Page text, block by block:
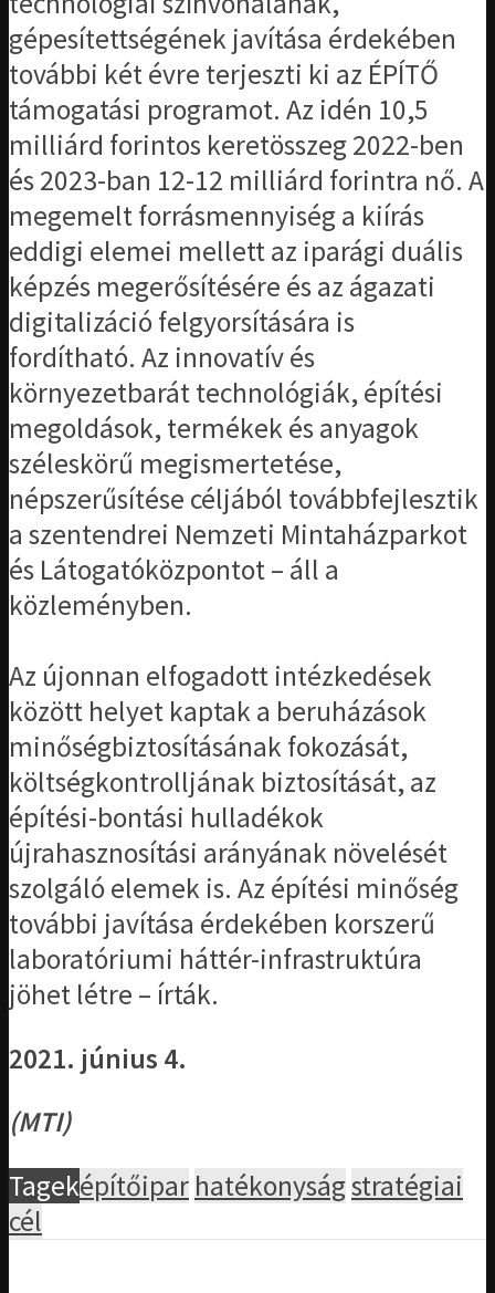
gépesítettségének javítása érdekében
további két évre terjeszti ki az ÉPÍTŐ
támogatási programot. Az idén 10,5
milliárd forintos keretösszeg 2022-ben
és 2023-ban 12-12 milliárd forintra nő. A
megemelt forrásmennyiség a kiírás
eddigi elemei mellett az iparági duális
képzés megerősítésére és az ágazati
digitalizáció felgyorsítására is
fordítható. Az innovatív és
környezetbarát technológiák, építési
megoldások, termékek és anyagok
széleskörű megismertetése,
népszerűsítése céljából továbbfejlesztik
a szentendrei Nemzeti Mintaházparkot
és Látogatóközpontot – áll a
közleményben.
Az újonnan elfogadott intézkedések
között helyet kaptak a beruházások
minőségbiztosításának fokozását,
költségkontrolljának biztosítását, az
építési-bontási hulladékok
újrahasznosítási arányának növelését
szolgáló elemek is. Az építési minőség
további javítása érdekében korszerű
laboratóriumi háttér-infrastruktúra
jöhet létre – írták.
2021. június 4.
(MTI)
Tageképítőipar hatékonyságstratégiai
cél